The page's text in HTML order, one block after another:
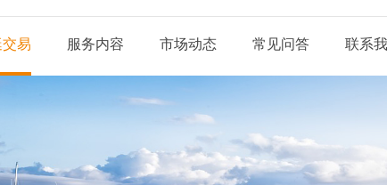
易 服务内容 市场动态 常见问答 联系